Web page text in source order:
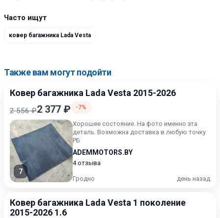
Часто ищут
ковер багажника Lada Vesta
Также вам могут подойти
Ковер багажника Lada Vesta 2015-2026
2 556 ₽2 377 ₽ -7%
7
Хорошее состояние. На фото именно эта
деталь. Возможна доставка в любую точку
РБ
ADEMMOTORS.BY
4 отзыва
Гродно день назад
Ковер багажника Lada Vesta 1 поколение
2015-2026 1.6